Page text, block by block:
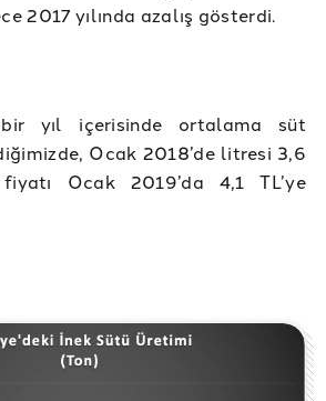
2017 yılında azalış gösterdi.
bir yıl içerisinde ortalama süt
Ocak 2018’de litresi 3,6
Ocak 2019’da 4,1 TL’ye